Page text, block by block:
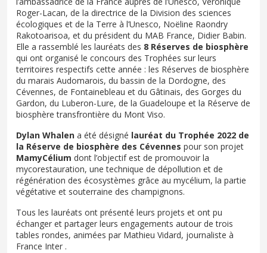
Roger-Lacan, de la directrice de la Division des sciences
écologiques et de la Terre à l’Unesco, Noëline Raondry
Rakotoarisoa, et du président du MAB France, Didier Babin.
Elle a rassemblé les lauréats des 8 Réserves de biosphère
qui ont organisé le concours des Trophées sur leurs
territoires respectifs cette année : les Réserves de biosphère
du marais Audomarois, du bassin de la Dordogne, des
Cévennes, de Fontainebleau et du Gâtinais, des Gorges du
Gardon, du Luberon-Lure, de la Guadeloupe et la Réserve de
biosphère transfrontière du Mont Viso.
Dylan Whalen a été désigné lauréat du Trophée 2022 de
la Réserve de biosphère des Cévennes pour son projet
MamyCélium dont l’objectif est de promouvoir la
mycorestauration, une technique de dépollution et de
régénération des écosystèmes grâce au mycélium, la partie
végétative et souterraine des champignons.
Tous les lauréats ont présenté leurs projets et ont pu
échanger et partager leurs engagements autour de trois
tables rondes, animées par Mathieu Vidard, journaliste à
France Inter .